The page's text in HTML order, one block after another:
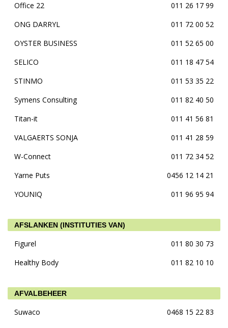
Office 22
011 26 17 99
ONG DARRYL
011 72 00 52
OYSTER BUSINESS
011 52 65 00
SELICO
011 18 47 54
STINMO
011 53 35 22
Symens Consulting
011 82 40 50
Titan-it
011 41 56 81
VALGAERTS SONJA
011 41 28 59
W-Connect
011 72 34 52
Yarne Puts
0456 12 14 21
YOUNIQ
011 96 95 94
AFSLANKEN (INSTITUTIES VAN)
Figurel
011 80 30 73
Healthy Body
011 82 10 10
AFVALBEHEER
Suwaco 0468 15 22 83